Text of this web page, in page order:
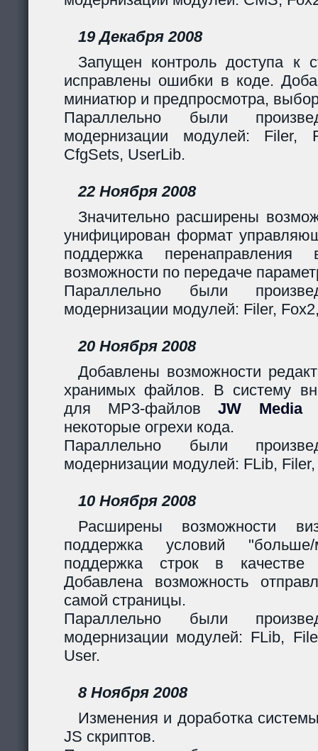
19 Декабря 2008
Запущен контроль доступа к
исправлены ошибки в коде.
миниатюр и предпросмотра,
Параллельно были
модернизации модулей: Filer,
CfgSets, UserLib.
22 Ноября 2008
Значительно расширены
унифицирован формат
поддержка
возможности по передаче
Параллельно были
модернизации модулей: Filer,
20 Ноября 2008
Добавлены возможности
хранимых файлов. В систему
для MP3-файловJW Media
некоторые огрехи кода.
Параллельно были
модернизации модулей: FLib,
10 Ноября 2008
Расширены возможности
поддержка условий
поддержка строк в качестве
Добавлена возможность
самой страницы.
Параллельно были
модернизации модулей: FLib,
User.
8 Ноября 2008
Изменения и доработка
JS скриптов.